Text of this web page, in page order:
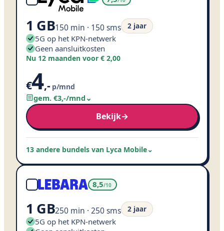
1 GB150 min · 150 sms 2 jaar
5G op het KPN-netwerk
Geen aansluitkosten
Nu 12 maanden voor € 2,00
€4,-p/mnd
gem. €3,-/mnd ⌄
Bekijk→
13 andere bundels van Lyca Mobile⌄
8,5/10
1 GB250 min · 250 sms 2 jaar
5G op het KPN-netwerk